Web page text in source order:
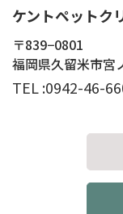
本ウェブサイトで
ございますが、こ
では利用いたしま
のご案内やご質問
個人情報の第三
のいずれかに該
ケントペットク
〒839−0801
福岡県久留米市宮
TEL :0942-46-